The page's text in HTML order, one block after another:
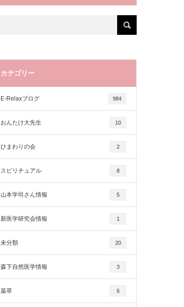
カテゴリー
E-Relaxブログ 984
おんたけ大先生 10
ひまわりの会 2
スピリチュアル 8
山本学司さん情報 5
新医学研究会情報 1
未分類 20
森下自然医学情報 3
薬草 6